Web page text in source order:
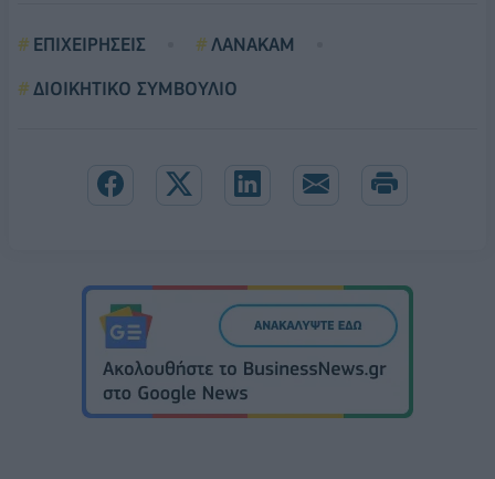
ΕΠΙΧΕΙΡΗΣΕΙΣ
ΛΑΝΑΚΑΜ
ΔΙΟΙΚΗΤΙΚΟ ΣΥΜΒΟΥΛΙΟ